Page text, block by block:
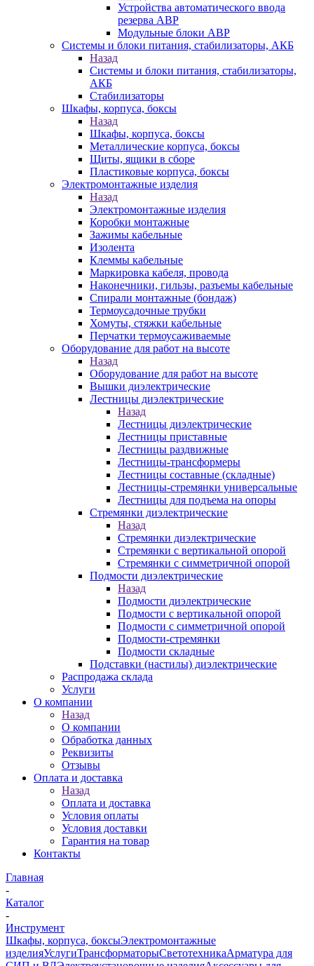
Устройства автоматического ввода
резерва АВР
Модульные блоки АВР
Системы и блоки питания, стабилизаторы, АКБ
Назад
Системы и блоки питания, стабилизаторы,
АКБ
Стабилизаторы
Шкафы, корпуса, боксы
Назад
Шкафы, корпуса, боксы
Металлические корпуса, боксы
Щиты, ящики в сборе
Пластиковые корпуса, боксы
Электромонтажные изделия
Назад
Электромонтажные изделия
Коробки монтажные
Зажимы кабельные
Изолента
Клеммы кабельные
Маркировка кабеля, провода
Наконечники, гильзы, разъемы кабельные
Спирали монтажные (бондаж)
Термоусадочные трубки
Хомуты, стяжки кабельные
Перчатки термоусаживаемые
Оборудование для работ на высоте
Назад
Оборудование для работ на высоте
Вышки диэлектрические
Лестницы диэлектрические
Назад
Лестницы диэлектрические
Лестницы приставные
Лестницы раздвижные
Лестницы-трансформеры
Лестницы составные (складные)
Лестницы-стремянки универсальные
Лестницы для подъема на опоры
Стремянки диэлектрические
Назад
Стремянки диэлектрические
Стремянки с вертикальной опорой
Стремянки с симметричной опорой
Подмости диэлектрические
Назад
Подмости диэлектрические
Подмости с вертикальной опорой
Подмости с симметричной опорой
Подмости-стремянки
Подмости складные
Подставки (настилы) диэлектрические
Распродажа склада
Услуги
О компании
Назад
О компании
Обработка данных
Реквизиты
Отзывы
Оплата и доставка
Назад
Оплата и доставка
Условия оплаты
Условия доставки
Гарантия на товар
Контакты
Главная
-
Каталог
-
Инструмент
Шкафы, корпуса, боксыЭлектромонтажные
изделияУслугиТрансформаторыСветотехникаАрматура для